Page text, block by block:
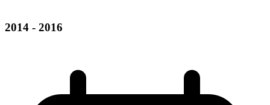
2014 - 2016